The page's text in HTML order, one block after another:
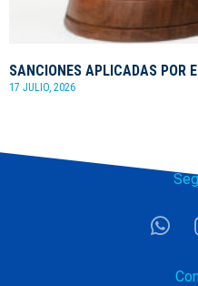
SANCIONES APLICADAS POR
17 JULIO, 2026